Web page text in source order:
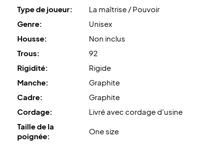
Type de joueur:
La maîtrise / Pouvoir
Genre:
Unisex
Housse:
Non inclus
Trous:
92
Rigidité:
Rigide
Manche:
Graphite
Cadre:
Graphite
Cordage:
Livré avec cordage d'usine
Taille de la
poignée:
One size